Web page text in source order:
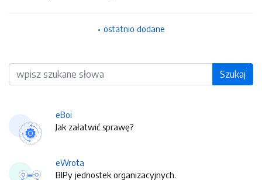
ostatnio dodane
Wyszukiwarka Szukaj
eBoi
Jak załatwić sprawę?
eWrota
BIPy jednostek organizacyjnych.